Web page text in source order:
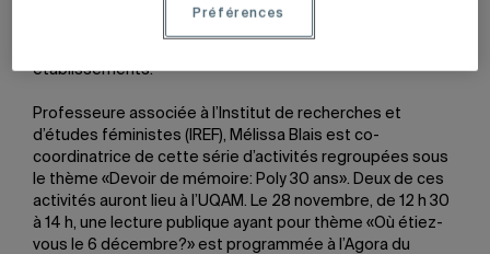
(RéQEF), des activités visant à souligner la nécessité d’agir
établissements.
Professeure associée à l’Institut de recherches et
d’études féministes (IREF), Mélissa Blais est co-
coordinatrice de cette série d’activités regroupées sous
le thème «Devoir de mémoire: Poly 30 ans». Deux de ces
activités auront lieu à l’UQAM. Le 28 novembre, de 12 h 30
à 14 h, une lecture publique ayant pour thème «Où étiez-
vous le 6 décembre?» est programmée à l’Agora du
Préférences